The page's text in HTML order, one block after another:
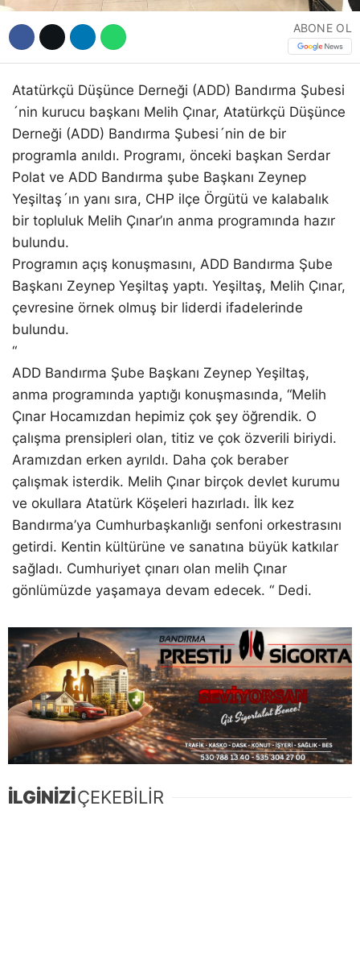
Instagram
Youtube
ABONE OL
Atatürkçü Düşünce Derneği (ADD) Bandırma Şubesi
´nin kurucu başkanı Melih Çınar, Atatürkçü Düşünce
Derneği (ADD) Bandırma Şubesi´nin de bir
programla anıldı. Programı, önceki başkan Serdar
Polat ve ADD Bandırma şube Başkanı Zeynep
Yeşiltaş´ın yanı sıra, CHP ilçe Örgütü ve kalabalık
bir topluluk Melih Çınar’ın anma programında hazır
bulundu.
Programın açış konuşmasını, ADD Bandırma Şube
Başkanı Zeynep Yeşiltaş yaptı. Yeşiltaş, Melih Çınar,
çevresine örnek olmuş bir liderdi ifadelerinde
bulundu.
“
ADD Bandırma Şube Başkanı Zeynep Yeşiltaş,
anma programında yaptığı konuşmasında, “Melih
Çınar Hocamızdan hepimiz çok şey öğrendik. O
çalışma prensipleri olan, titiz ve çok özverili biriydi.
Aramızdan erken ayrıldı. Daha çok beraber
çalışmak isterdik. Melih Çınar birçok devlet kurumu
ve okullara Atatürk Köşeleri hazırladı. İlk kez
Bandırma’ya Cumhurbaşkanlığı senfoni orkestrasını
getirdi. Kentin kültürüne ve sanatına büyük katkılar
sağladı. Cumhuriyet çınarı olan melih Çınar
gönlümüzde yaşamaya devam edecek. “ Dedi.
İLGİNİZİÇEKEBİLİR